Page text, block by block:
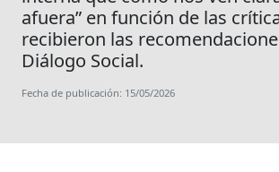
afuera” en función de las
recibieron las
Diálogo Social.
Fecha de publicación: 15/05/2026